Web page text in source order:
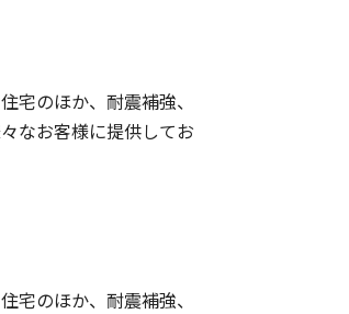
宅のほか、耐震補強、
なお客様に提供してお
宅のほか、耐震補強、